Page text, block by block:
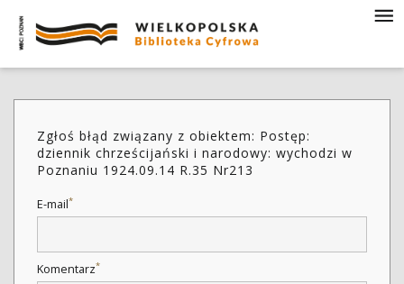
Zgłoś błąd związany z obiektem: Postęp:
dziennik chrześcijański i narodowy: wychodzi w
Poznaniu 1924.09.14 R.35 Nr213
E-mail*
Komentarz*